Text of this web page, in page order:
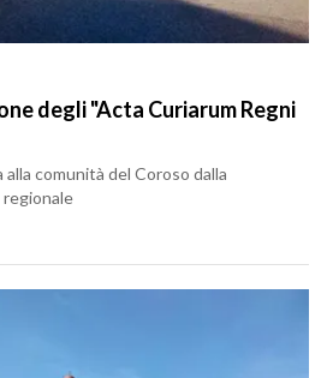
degli "Acta Curiarum Regni
comunità del Coroso dalla
regionale